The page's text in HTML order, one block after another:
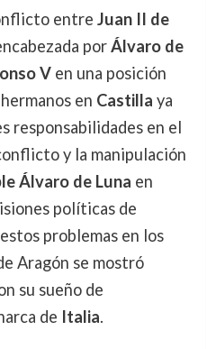
entre Juan II de
porÁlvaro de
Ven una posición
en Castilla ya
responsabilidades en el
y la manipulación
Álvaro de Luna en
políticas de
problemas en los
Aragón se mostró
su sueño de
de Italia.